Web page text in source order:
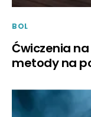
BOL
Ćwiczenia
metody na